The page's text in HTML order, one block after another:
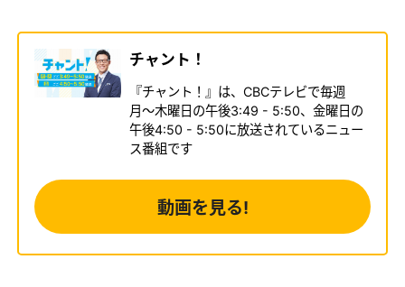
チャント！
『チャント！』は、CBCテレビで毎週
月〜木曜日の午後3:49 - 5:50、金曜日の
午後4:50 - 5:50に放送されているニュー
ス番組です
動画を見る!